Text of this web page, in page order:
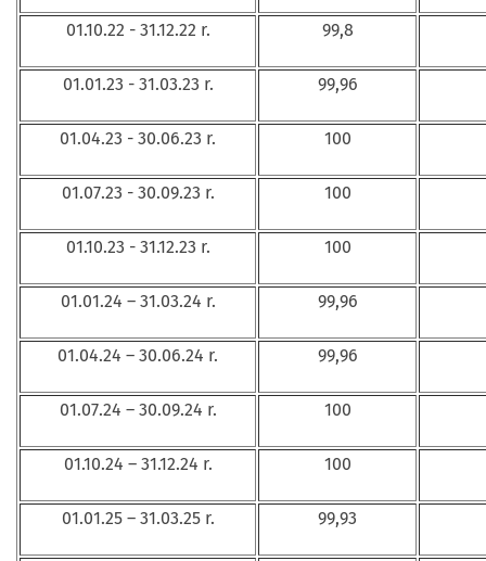
01.10.22 - 31.12.22 r. 99,8
01.01.23 - 31.03.23 r. 99,96
01.04.23 - 30.06.23 r. 100
01.07.23 - 30.09.23 r. 100
01.10.23 - 31.12.23 r. 100
01.01.24 – 31.03.24 r. 99,96
01.04.24 – 30.06.24 r. 99,96
01.07.24 – 30.09.24 r. 100
01.10.24 – 31.12.24 r. 100
01.01.25 – 31.03.25 r. 99,93